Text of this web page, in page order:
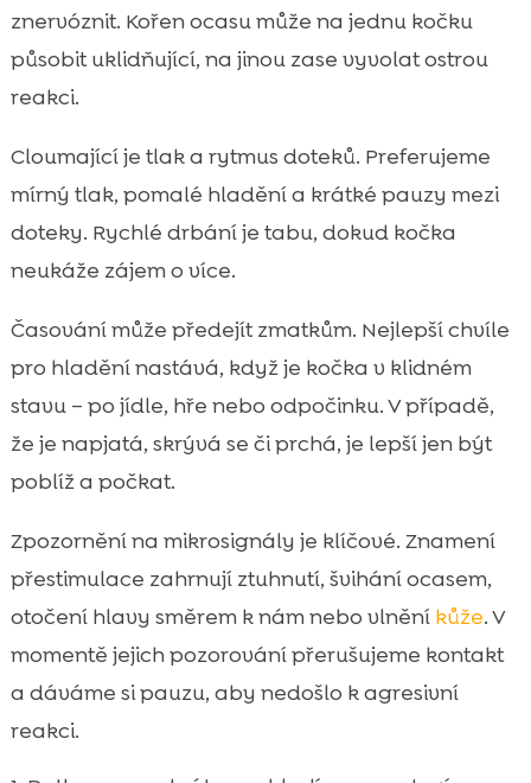
znervóznit. Kořen ocasu může na jednu kočku
působit uklidňující, na jinou zase vyvolat ostrou
reakci.
Cloumající je tlak a rytmus doteků. Preferujeme
mírný tlak, pomalé hladění a krátké pauzy mezi
doteky. Rychlé drbání je tabu, dokud kočka
neukáže zájem o více.
Časování může předejít zmatkům. Nejlepší chvíle
pro hladění nastává, když je kočka v klidném
stavu – po jídle, hře nebo odpočinku. V případě,
že je napjatá, skrývá se či prchá, je lepší jen být
poblíž a počkat.
Zpozornění na mikrosignály je klíčové. Znamení
přestimulace zahrnují ztuhnutí, švihání ocasem,
otočení hlavy směrem k nám nebo vlnění kůže. V
momentě jejich pozorování přerušujeme kontakt
a dáváme si pauzu, aby nedošlo k agresivní
reakci.